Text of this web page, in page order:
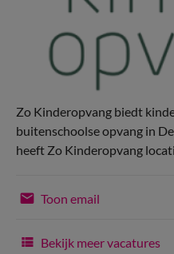
Zo Kinderopvang biedt
buitenschoolse opvang in
heeft Zo Kinderopvang
Toon email
Bekijk meer vacatures